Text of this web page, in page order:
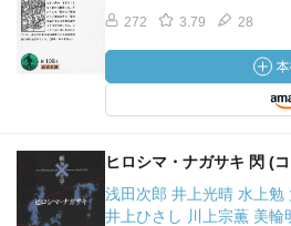
272 3.79 28
ヒロシマ・ナガサキ 閃 (
浅田次郎 井上光晴 水上
井上ひさし 川上宗薫 美輪